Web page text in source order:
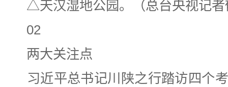
△天汉湿地公园。（总台央视记者
02
两大关注点
习近平总书记川陕之行踏访四个考